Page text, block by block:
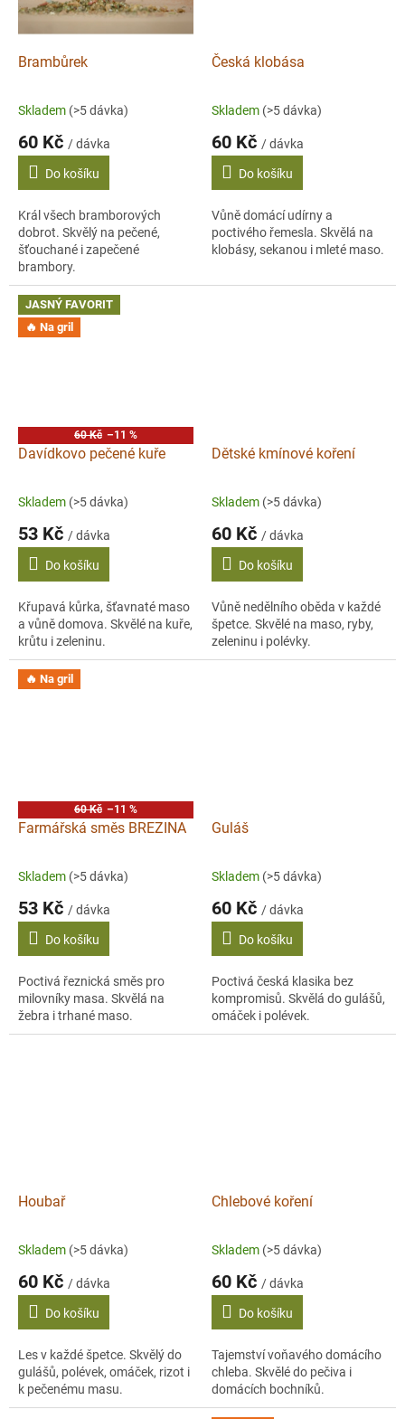
Brambůrek
Skladem (>5 dávka)
60 Kč / dávka
Do košíku
Král všech bramborových
dobrot. Skvělý na pečené,
šťouchané i zapečené
brambory.
Česká klobása
Skladem (>5 dávka)
60 Kč / dávka
Do košíku
Vůně domácí udírny a
poctivého řemesla. Skvělá na
klobásy, sekanou i mleté maso.
JASNÝ FAVORIT
🔥 Na gril
60 Kč –11 %
Davídkovo pečené kuře
Skladem (>5 dávka)
53 Kč / dávka
Do košíku
Křupavá kůrka, šťavnaté maso
a vůně domova. Skvělé na kuře,
krůtu i zeleninu.
Dětské kmínové koření
Skladem (>5 dávka)
60 Kč / dávka
Do košíku
Vůně nedělního oběda v každé
špetce. Skvělé na maso, ryby,
zeleninu i polévky.
🔥 Na gril
60 Kč –11 %
Farmářská směs BREZINA
Skladem (>5 dávka)
53 Kč / dávka
Do košíku
Poctivá řeznická směs pro
milovníky masa. Skvělá na
žebra i trhané maso.
Guláš
Skladem (>5 dávka)
60 Kč / dávka
Do košíku
Poctivá česká klasika bez
kompromisů. Skvělá do gulášů,
omáček i polévek.
Houbař
Skladem (>5 dávka)
60 Kč / dávka
Do košíku
Les v každé špetce. Skvělý do
gulášů, polévek, omáček, rizot i
k pečenému masu.
Chlebové koření
Skladem (>5 dávka)
60 Kč / dávka
Do košíku
Tajemství voňavého domácího
chleba. Skvělé do pečiva i
domácích bochníků.